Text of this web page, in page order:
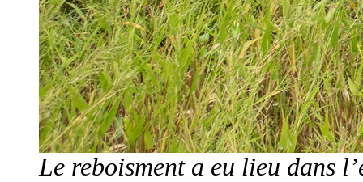
Le reboisment a eu lieu dans